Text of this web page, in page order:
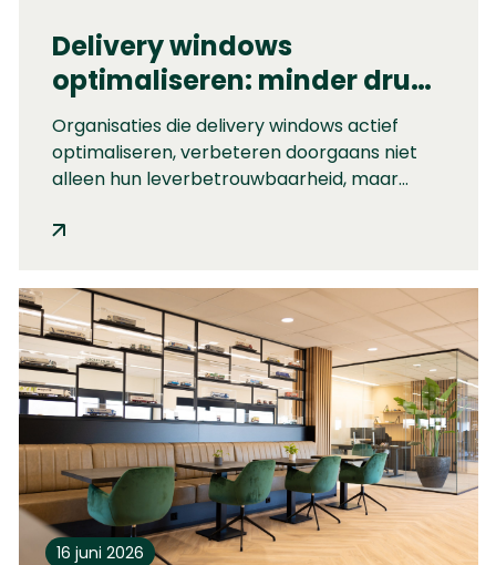
Delivery windows
optimaliseren: minder druk
op operatie én betere
leverbetrouwbaarheid
Organisaties die delivery windows actief
optimaliseren, verbeteren doorgaans niet
alleen hun leverbetrouwbaarheid, maar
voorspelbaarheid binnen de operatie.
16 juni 2026